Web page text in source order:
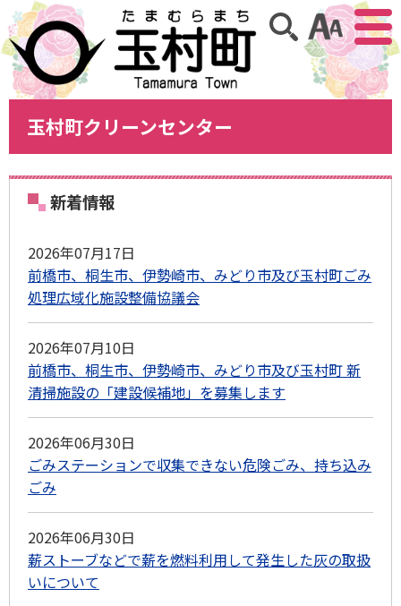
アクセ
サイト内検索
玉村町クリーンセンター
新着情報
2026年07月17日
前橋市、桐⽣市、伊勢崎市、みどり市及び⽟村町ごみ
処理広域化施設整備協議会
2026年07月10日
前橋市、桐⽣市、伊勢崎市、みどり市及び⽟村町 新
清掃施設の「建設候補地」を募集します
2026年06月30日
ごみステーションで収集できない危険ごみ、持ち込み
ごみ
2026年06月30日
薪ストーブなどで薪を燃料利用して発生した灰の取扱
いについて